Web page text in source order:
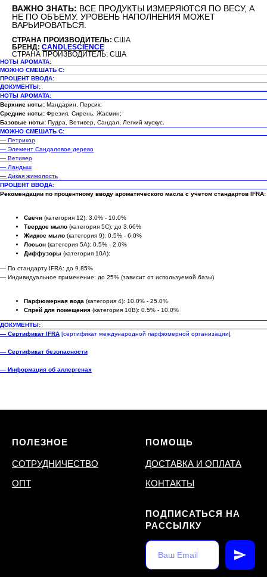
ВАЖНО ЗНАТЬ: ВСЕ ПРОДУКТЫ ИЗМЕРЯЮТСЯ ПО ВЕСУ, А
НЕ ПО ОБЪЕМУ. УРОВЕНЬ НАПОЛНЕНИЯ МОЖЕТ
ВАРЬИРОВАТЬСЯ.
СТРАНА ПРОИЗВОДИТЕЛЬ: США
БРЕНД: CANDLESCIENCE
СТРАНА ПРОИЗВОДИТЕЛЬ: США
НОТЫ АРОМАТА:
МОЖНО СМЕШАТЬ С:
ПРОЦЕНТ ВВОДА:
ДОКУМЕНТЫ:
НОТЫ АРОМАТА:
Верхние ноты: Мандарин, Персик;
Средние ноты: Фрезия, Сирень, Жасмин;
Базовые ноты: Пудра, Ветивер, Сандал, Легкий мускус.
МОЖНО СМЕШАТЬ С:
— Петрикор
— Элемент Сандаловое дерево
— Ветивер
— Ландыш
— Дикая жимолость
ПРОЦЕНТ ВВОДА:
Рекомендации по процентному вводу ароматического масла с учетом стандартов IFRA:
Свечи (категория 12): 3.0% - 10.0%
Твердое мыло (категория 5C): до 3.66%
Жидкое мыло (категория 9): 0.5% - 6.0%
Лосьон (категория 5A): 0.5% - 2.0%
Диффузоры (категория 10A):
— По стандарту IFRA: до 9.85%
— Индивидуальное применение: до 25% (зависит от используемой базы)
Парфюмерная вода (категория 4): 10.0% - 25.0%
Спрей для помещения (категория 10B): 0.5% - 10.0%
ДОКУМЕНТЫ:
— Сертификат IFRA [сертификат международной парфюмерной организации]
— Сертификат безопасности
— Информация об аллергенах
ПОЛЕЗНОЕ
СОТРУДНИЧЕСТВО
ОПТ
ПОМОЩЬ
ДОСТАВКА И ОПЛАТА
КОНТАКТЫ
ПОДПИСАТЬСЯ НА
РАССЫЛКУ